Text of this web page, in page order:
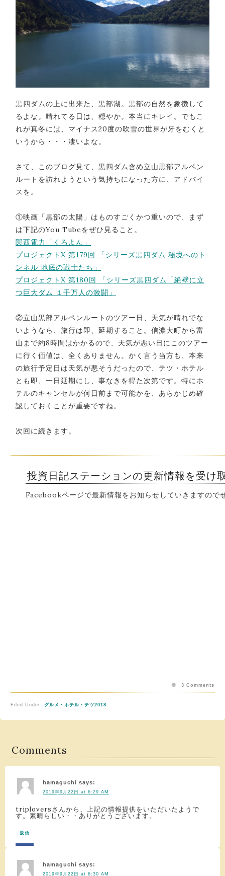
黒四ダムの上に出来た、黒部湖。黒部の自然を象徴して
るよな。晴れてる日は、穏やか。本当にキレイ。でもこ
れが真冬には、マイナス20度の吹雪の世界が牙をむくと
いうから・・・凄いよな。
さて、このブログ見て、黒四ダム含め立山黒部アルペン
ルートを訪れようという気持ちになった方に、アドバイ
スを。
①映画「黒部の太陽」はものすごくかつ重いので、まず
は下記のYou Tubeをぜひ見ること。
関西電力「くろよん」
プロジェクトX 第179回 「シリーズ黒四ダム 秘境へのト
ンネル 地底の戦士たち」
プロジェクトX 第180回 「シリーズ黒四ダム「絶壁に立
つ巨大ダム １千万人の激闘」
②立山黒部アルペンルートのツアー日、天気が晴れでな
いようなら、旅行は即、延期すること。信濃大町から富
山まで約8時間はかかるので、天気が悪い日にこのツアー
に行く価値は、全くありません。かく言う当方も、本来
の旅行予定日は天気が悪そうだったので、テツ・ホテル
とも即、一日延期にし、事なきを得た次第です。特にホ
テルのキャンセルが何日前まで可能かを、あらかじめ確
認しておくことが重要ですね。
次回に続きます。
投資日記ステーションの更新情報を受け
Facebookページで最新情報をお知らせしていきますので
Filed Under: グルメ・ホテル・テツ2018
3 Comments
Comments
hamaguchi says:
2019年9月22日 at 6:29 AM
triploversさんから、上記の情報提供をいただいたようで
す。素晴らしい・・ありがとうございます。
返信
hamaguchi says:
2019年9月22日 at 6:30 AM